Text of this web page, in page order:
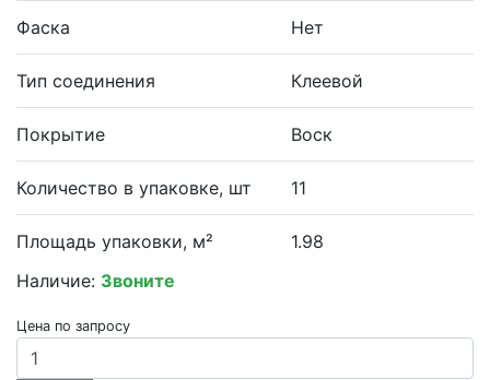
Фаска Нет
Тип соединения Клеевой
Покрытие Воск
Количество в упаковке, шт 11
Площадь упаковки, м²
1.98
Наличие: Звоните
Цена по запросу